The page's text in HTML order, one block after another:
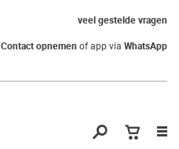
veel gestelde vragen
Contact opnemenof app via WhatsApp